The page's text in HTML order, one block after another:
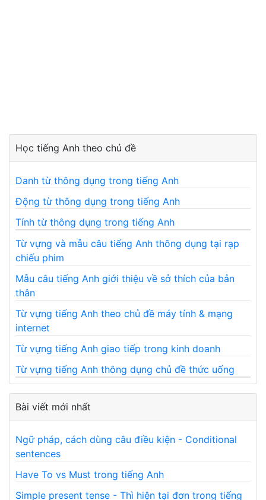
Học tiếng Anh theo chủ đề
Danh từ thông dụng trong tiếng Anh
Động từ thông dụng trong tiếng Anh
Tính từ thông dụng trong tiếng Anh
Từ vựng và mẫu câu tiếng Anh thông dụng tại rạp
chiếu phim
Mẫu câu tiếng Anh giới thiệu về sở thích của bản
thân
Từ vựng tiếng Anh theo chủ đề máy tính & mạng
internet
Từ vựng tiếng Anh giao tiếp trong kinh doanh
Từ vựng tiếng Anh thông dụng chủ đề thức uống
Bài viết mới nhất
Ngữ pháp, cách dùng câu điều kiện - Conditional
sentences
Have To vs Must trong tiếng Anh
Simple present tense - Thì hiện tại đơn trong tiếng